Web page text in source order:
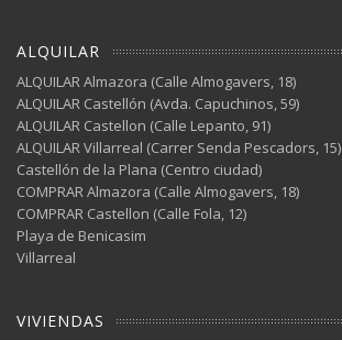
ALQUILAR
ALQUILAR Almazora (Calle Almogavers, 18)
ALQUILAR Castellón (Avda. Capuchinos, 59)
ALQUILAR Castellon (Calle Lepanto, 91)
ALQUILAR Villarreal (Carrer Senda Pescadors, 15)
Castellón de la Plana (Centro ciudad)
COMPRAR Almazora (Calle Almogavers, 18)
COMPRAR Castellon (Calle Fola, 12)
Playa de Benicasim
Villarreal
VIVIENDAS